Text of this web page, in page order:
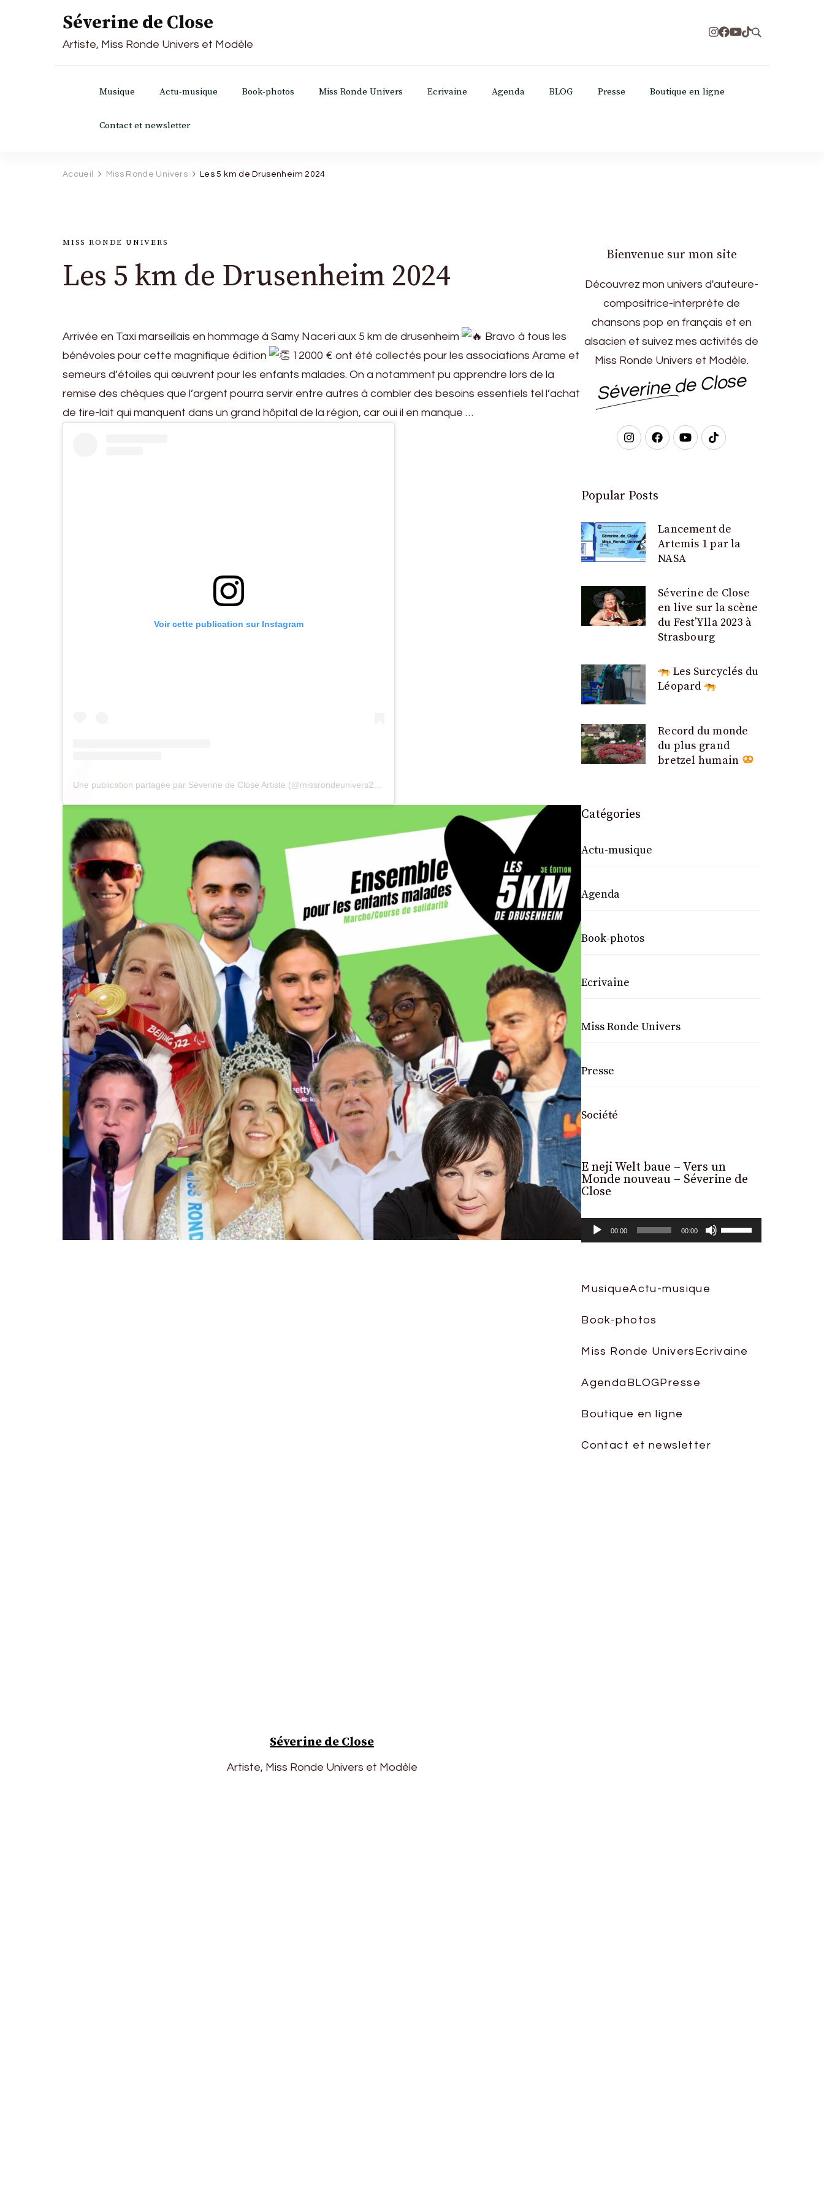
Séverine de Close
Artiste, Miss Ronde Univers et Modèle
Musique Actu-musique Book-photos Miss Ronde Univers Ecrivaine Agenda BLOG Presse Boutique en ligne
Contact et newsletter
Accueil Miss Ronde Univers Les 5 km de Drusenheim 2024
MISS RONDE UNIVERS
Les 5 km de Drusenheim 2024
Arrivée en Taxi marseillais en hommage à Samy Naceri aux 5 km de drusenheim
Bravo à tous les
bénévoles pour cette magnifique édition
12000 € ont été collectés pour les associations Arame et
semeurs d’étoiles qui œuvrent pour les enfants malades. On a notamment pu apprendre lors de la
remise des chèques que l’argent pourra servir entre autres à combler des besoins essentiels tel l’achat
de tire-lait qui manquent dans un grand hôpital de la région, car oui il en manque …
Voir cette publication sur Instagram
Séverine de Close
Artiste, Miss Ronde Univers et Modèle
Bienvenue sur mon site
Découvrez mon univers d'auteure-
compositrice-interprète de
chansons pop en français et en
alsacien et suivez mes activités de
Miss Ronde Univers et Modèle.
Séverine de Close
Popular Posts
Lancement de
Artemis 1 par la
NASA
Séverine de Close
en live sur la scène
du Fest’Ylla 2023 à
Strasbourg
Les Surcyclés du
Léopard
Record du monde
du plus grand
bretzel humain
Catégories
Actu-musique
Agenda
Book-photos
Ecrivaine
Miss Ronde Univers
Presse
Société
E neji Welt baue – Vers un
Monde nouveau – Séverine de
Close
00:00 00:00
Utilisez
les
MusiqueActu-musique
Book-photos
Miss Ronde Univers Ecrivaine
Agenda BLOGPresse
Boutique en ligne
Contact et newsletter